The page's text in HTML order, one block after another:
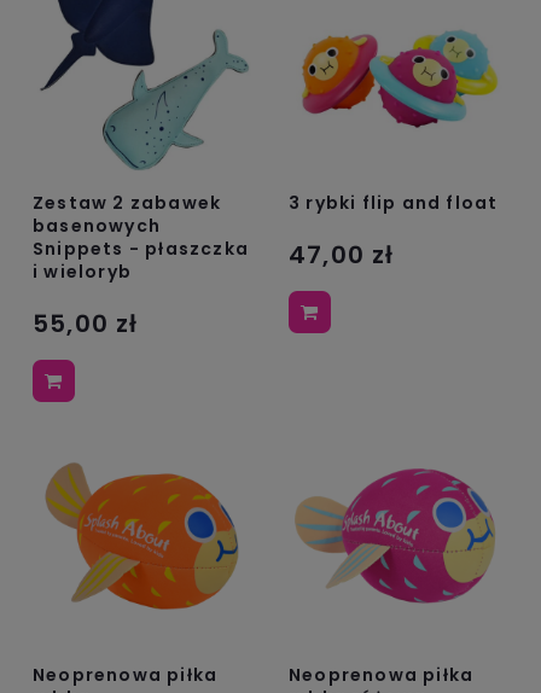
Zestaw 2 zabawek
basenowych
Snippets - płaszczka
i wieloryb
55,00 zł
3 rybki flip and float
47,00 zł
Neoprenowa piłka
Neoprenowa piłka